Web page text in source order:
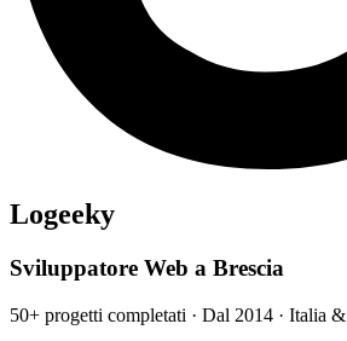
Logeeky
Sviluppatore Web a Brescia
50+ progetti completati · Dal 2014 · Italia